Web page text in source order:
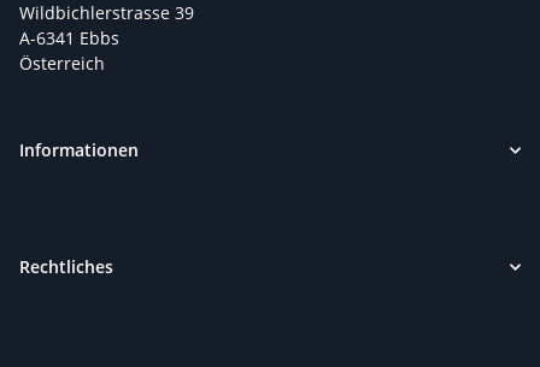
Wildbichlerstrasse 39
A-6341 Ebbs
Österreich
Informationen
Rechtliches